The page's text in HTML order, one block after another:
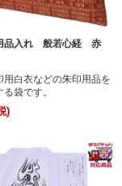
品入れ 般若心経 赤
用白衣などの朱印用品を
袋です。
)